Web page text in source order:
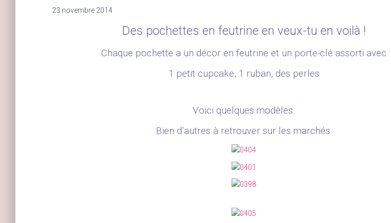
23 novembre 2014
Des pochettes en feutrine en veux-tu en voilà !
Chaque pochette a un décor en feutrine et un porte-clé assorti avec
1 petit cupcake, 1 ruban, des perles
Voici quelques modèles.
Bien d’autres à retrouver sur les marchés.